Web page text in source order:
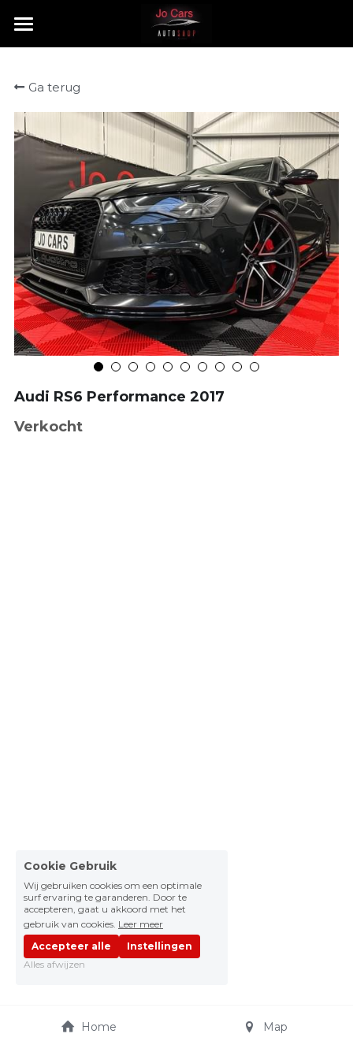
HOME
TE KOOP
VERKOCHT
CONTACT
Ga terug
Audi RS6 Performance 2017
Verkocht
Home Map
Cookie Gebruik
Wij gebruiken cookies om een optimale
surf ervaring te garanderen. Door te
accepteren, gaat u akkoord met het
gebruik van cookies. Leer meer
Accepteer alle
Instellingen
Alles afwijzen